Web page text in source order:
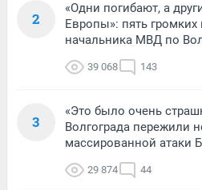
2
«Одни погибают, а
Европы»: пять громких
начальника МВД по
39 068 143
3
«Это было очень
Волгограда пережили
массированной атаки
29 874 44